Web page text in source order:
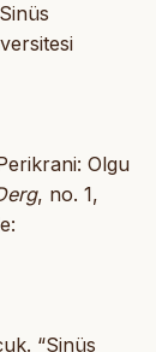
Olgu
, no. 1,
“Sinüs